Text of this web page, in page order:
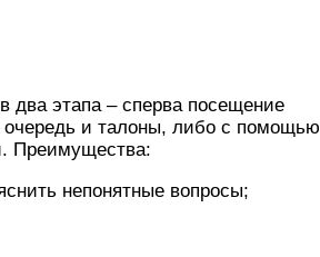
два этапа – сперва посещение
очередь и талоны, либо с помощью
Преимущества:
непонятные вопросы;